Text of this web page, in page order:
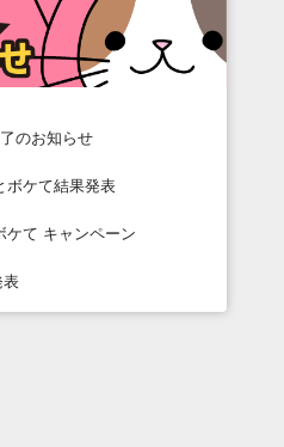
のお知らせ
ボケて結果発表
ケて キャンペーン
表